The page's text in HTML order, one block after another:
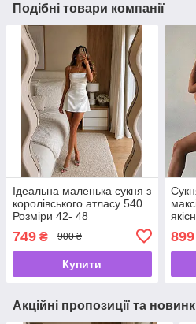
Подібні товари компанії
Ідеальна маленька сукня з
королівського атласу 540
Розміри 42- 48
749 ₴ 900 ₴
Купити
899
Акційні пропозиції та